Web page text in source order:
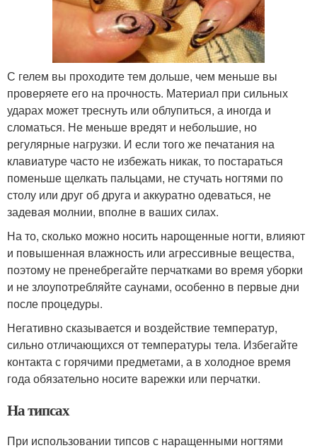
С гелем вы проходите тем дольше, чем меньше вы
проверяете его на прочность. Материал при сильных
ударах может треснуть или облупиться, а иногда и
сломаться. Не меньше вредят и небольшие, но
регулярные нагрузки. И если того же печатания на
клавиатуре часто не избежать никак, то постараться
поменьше щелкать пальцами, не стучать ногтями по
столу или друг об друга и аккуратно одеваться, не
задевая молнии, вполне в ваших силах.
На то, сколько можно носить нарощенные ногти, влияют
и повышенная влажность или агрессивные вещества,
поэтому не пренебрегайте перчатками во время уборки
и не злоупотребляйте саунами, особенно в первые дни
после процедуры.
Негативно сказывается и воздействие температур,
сильно отличающихся от температуры тела. Избегайте
контакта с горячими предметами, а в холодное время
года обязательно носите варежки или перчатки.
На типсах
При использовании типсов с наращенными ногтями